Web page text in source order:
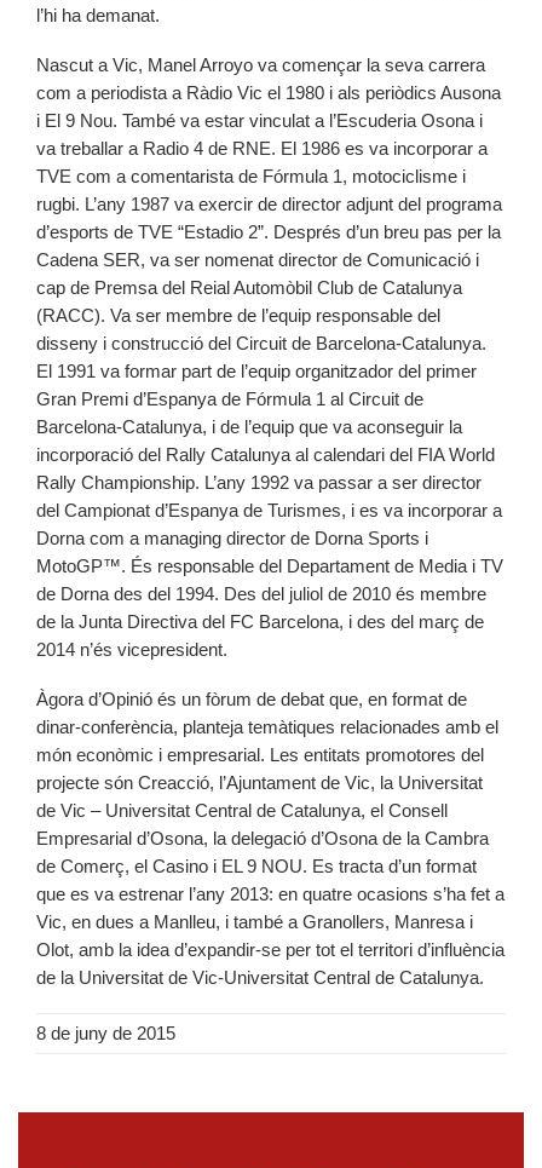
l’hi ha demanat.
Nascut a Vic, Manel Arroyo va començar la seva carrera
com a periodista a Ràdio Vic el 1980 i als periòdics Ausona
i El 9 Nou. També va estar vinculat a l’Escuderia Osona i
va treballar a Radio 4 de RNE. El 1986 es va incorporar a
TVE com a comentarista de Fórmula 1, motociclisme i
rugbi. L’any 1987 va exercir de director adjunt del programa
d’esports de TVE “Estadio 2”. Després d’un breu pas per la
Cadena SER, va ser nomenat director de Comunicació i
cap de Premsa del Reial Automòbil Club de Catalunya
(RACC). Va ser membre de l’equip responsable del
disseny i construcció del Circuit de Barcelona-Catalunya.
El 1991 va formar part de l’equip organitzador del primer
Gran Premi d’Espanya de Fórmula 1 al Circuit de
Barcelona-Catalunya, i de l’equip que va aconseguir la
incorporació del Rally Catalunya al calendari del FIA World
Rally Championship. L’any 1992 va passar a ser director
del Campionat d’Espanya de Turismes, i es va incorporar a
Dorna com a managing director de Dorna Sports i
MotoGP™. És responsable del Departament de Media i TV
de Dorna des del 1994. Des del juliol de 2010 és membre
de la Junta Directiva del FC Barcelona, i des del març de
2014 n’és vicepresident.
Àgora d’Opinió és un fòrum de debat que, en format de
dinar-conferència, planteja temàtiques relacionades amb el
món econòmic i empresarial. Les entitats promotores del
projecte són Creacció, l’Ajuntament de Vic, la Universitat
de Vic – Universitat Central de Catalunya, el Consell
Empresarial d’Osona, la delegació d’Osona de la Cambra
de Comerç, el Casino i EL 9 NOU. Es tracta d’un format
que es va estrenar l’any 2013: en quatre ocasions s’ha fet a
Vic, en dues a Manlleu, i també a Granollers, Manresa i
Olot, amb la idea d’expandir-se per tot el territori d’influència
de la Universitat de Vic-Universitat Central de Catalunya.
8 de juny de 2015